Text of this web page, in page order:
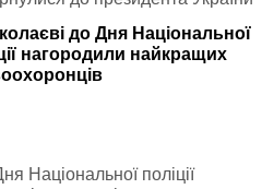
із закликом ініціювати
до Дня Національної
нагородили найкращих
Національної поліції